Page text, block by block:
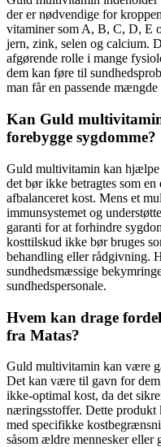
der er nødvendige for
vitaminer som A, B, C, D, E
jern, zink, selen og calcium.
afgørende rolle i mange
dem kan føre til
man får en passende
Kan Guld
forebygge sygdomme?
Guld multivitamin kan hjælpe
det bør ikke betragtes som
afbalanceret kost. Mens et
immunsystemet og
garanti for at forhindre
kosttilskud ikke bør bruges
behandling eller rådgivning.
sundhedsmæssige
sundhedspersonale.
Hvem kan drage
fra Matas?
Guld multivitamin kan være
Det kan være til gavn for
ikke-optimal kost, da det
næringsstoffer. Dette produkt
med specifikke
såsom ældre mennesker